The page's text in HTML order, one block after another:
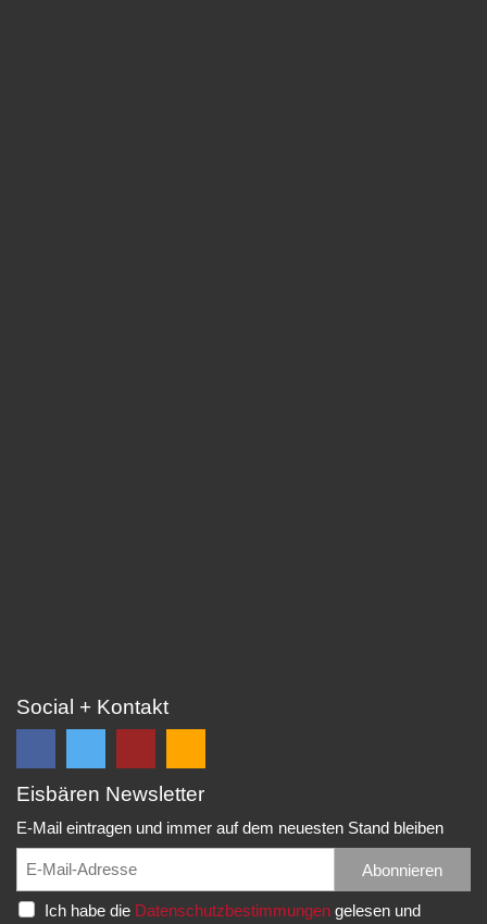
Social + Kontakt
Folge
auf
Facebook
und
erhalte
Folge
auf
Twitter
und
erhalte
EC
Eppelheim
Rudolf-
Diesel-
Falls
unsere
Spielberichte,
etc.
Eisbären Newsletter
E-Mail eintragen und immer auf dem neuesten Stand bleiben
Abonnieren
Ich habe die Datenschutzbestimmungengelesen und